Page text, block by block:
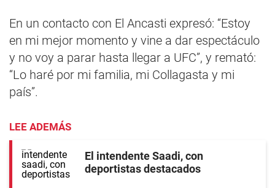
En un contacto con El Ancasti expresó: “Estoy
en mi mejor momento y vine a dar espectáculo
y no voy a parar hasta llegar a UFC”, y remató:
“Lo haré por mi familia, mi Collagasta y mi
país”.
LEE ADEMÁS
El intendente Saadi, con
deportistas destacados